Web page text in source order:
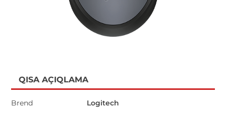
QISA AÇIQLAMA
Brend Logitech